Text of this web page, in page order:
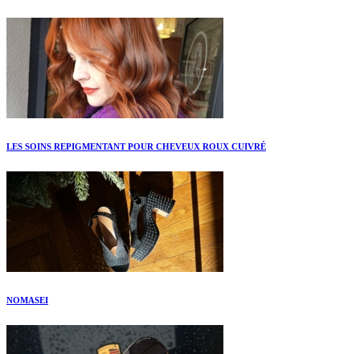
LES SOINS REPIGMENTANT POUR CHEVEUX ROUX CUIVRÉ
NOMASEI